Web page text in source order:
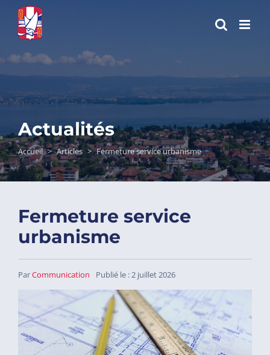
Passer
contenu
Actualités
Accueil > Articles > Fermeture service urbanisme
Fermeture service
urbanisme
ParCommunication Publié le : 2 juillet 2026